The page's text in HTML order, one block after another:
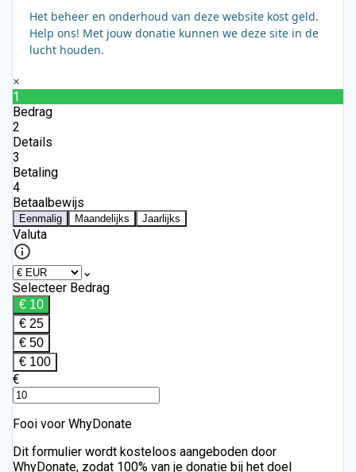
Het beheer en onderhoud van deze website kost geld.
Help ons! Met jouw donatie kunnen we deze site in de
lucht houden.